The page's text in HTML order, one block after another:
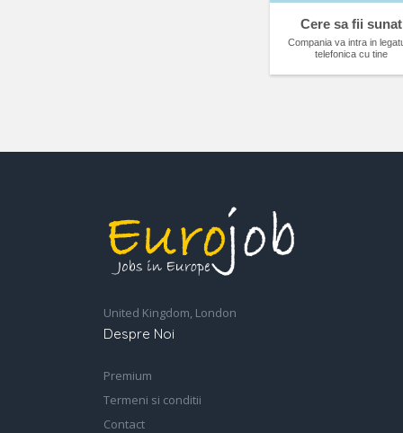
Cere sa fii sunat
Compania va intra in
telefonica cu tine
United Kingdom, London
Despre Noi
Premium
Termeni si conditii
Contact